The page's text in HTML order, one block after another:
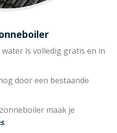
is volledig gratis en in
door een bestaande
maak je
.